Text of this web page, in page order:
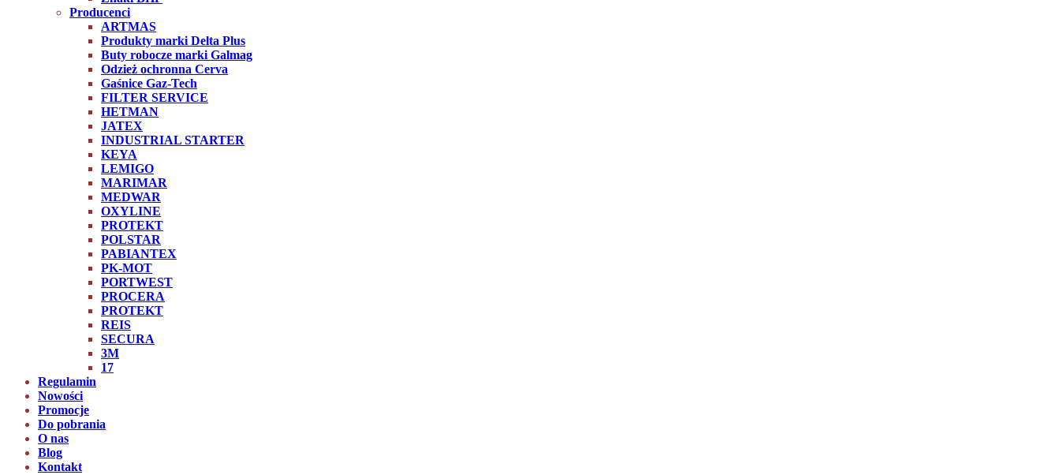
Producenci
ARTMAS
Produkty marki Delta Plus
Buty robocze marki Galmag
Odzież ochronna Cerva
Gaśnice Gaz-Tech
FILTER SERVICE
HETMAN
JATEX
INDUSTRIAL STARTER
KEYA
LEMIGO
MARIMAR
MEDWAR
OXYLINE
PROTEKT
POLSTAR
PABIANTEX
PK-MOT
PORTWEST
PROCERA
PROTEKT
REIS
SECURA
3M
17
Regulamin
Nowości
Promocje
Do pobrania
O nas
Blog
Kontakt